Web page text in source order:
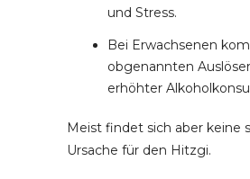
und Stress.
Bei Erwachsenen
obgenannten
erhöhter
Meist findet sich aber keine
Ursache für den Hitzgi.